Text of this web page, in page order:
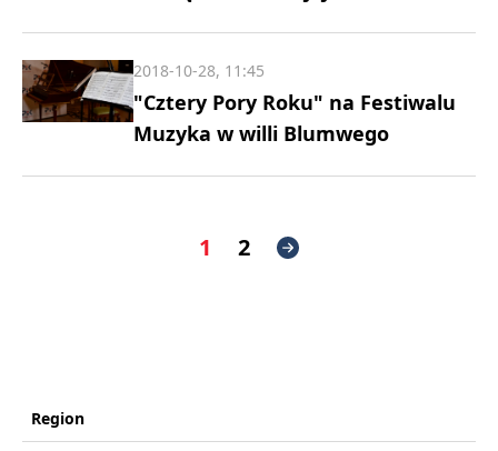
"Cztery Pory Roku" na Festiwalu
Muzyka w willi Blumwego
2018-10-28, 11:45
1 2
Region